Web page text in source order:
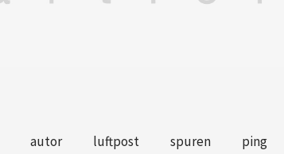
autor luftpost spuren ping